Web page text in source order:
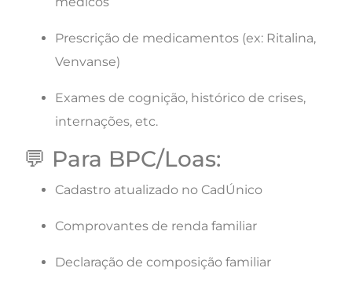
Prescrição de medicamentos (ex: Ritalina,
Venvanse)
Exames de cognição, histórico de crises,
internações, etc.
💬 Para BPC/Loas:
Cadastro atualizado no CadÚnico
Comprovantes de renda familiar
Declaração de composição familiar